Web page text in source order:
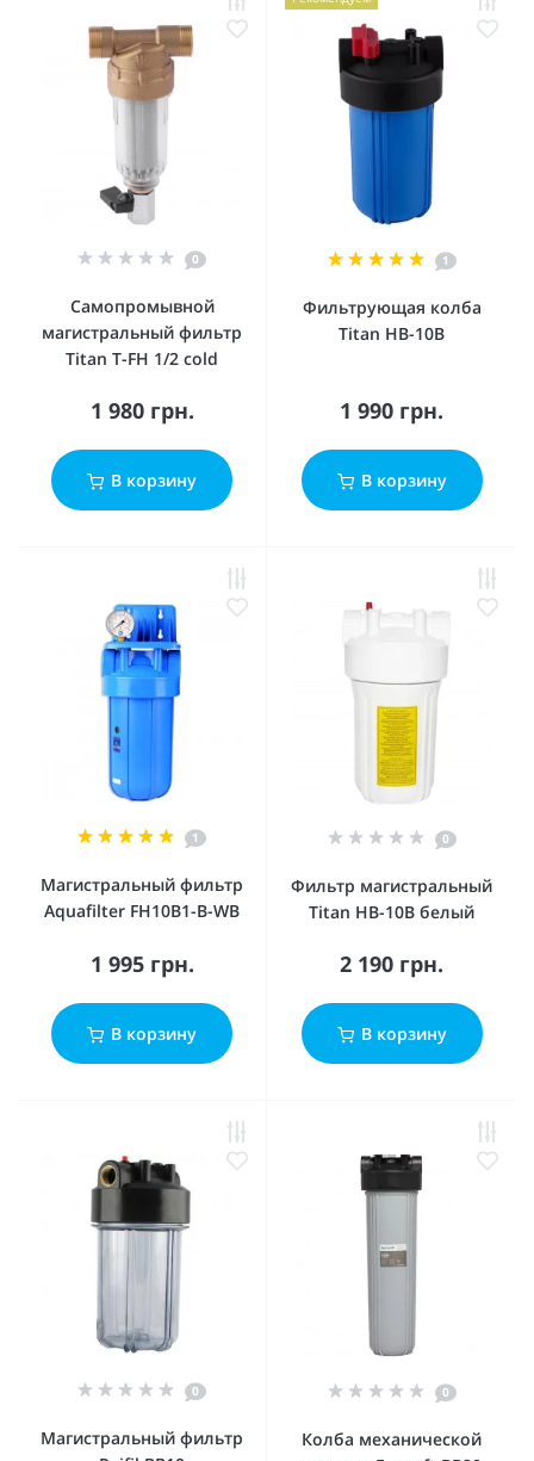
0
Самопромывной
магистральный фильтр
Titan T-FH 1/2 cold
1 980 грн.
В корзину
1
Фильтрующая колба
Titan HB-10B
1 990 грн.
В корзину
1
Магистральный фильтр
Aquafilter FH10B1-B-WB
1 995 грн.
В корзину
0
Фильтр магистральный
Titan HB-10B белый
2 190 грн.
В корзину
0
Магистральный фильтр
0
Колба механической